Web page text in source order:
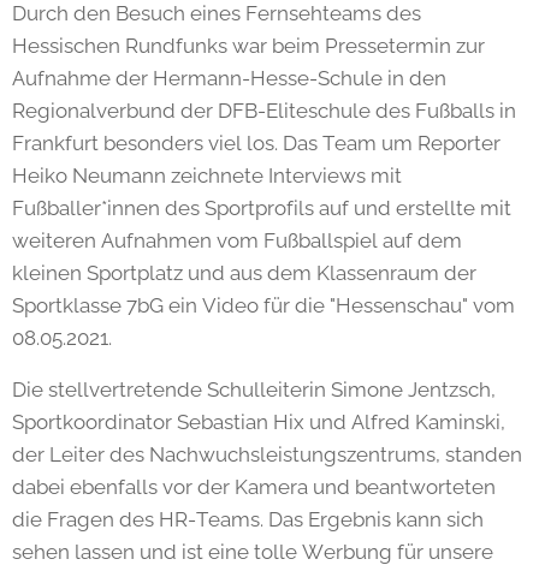
Durch den Besuch eines Fernsehteams des
Hessischen Rundfunks war beim Pressetermin zur
Aufnahme der Hermann-Hesse-Schule in den
Regionalverbund der DFB-Eliteschule des Fußballs in
Frankfurt besonders viel los. Das Team um Reporter
Heiko Neumann zeichnete Interviews mit
Fußballer*innen des Sportprofils auf und erstellte mit
weiteren Aufnahmen vom Fußballspiel auf dem
kleinen Sportplatz und aus dem Klassenraum der
Sportklasse 7bG ein Video für die "Hessenschau" vom
08.05.2021.
Die stellvertretende Schulleiterin Simone Jentzsch,
Sportkoordinator Sebastian Hix und Alfred Kaminski,
der Leiter des Nachwuchsleistungszentrums, standen
dabei ebenfalls vor der Kamera und beantworteten
die Fragen des HR-Teams. Das Ergebnis kann sich
sehen lassen und ist eine tolle Werbung für unsere